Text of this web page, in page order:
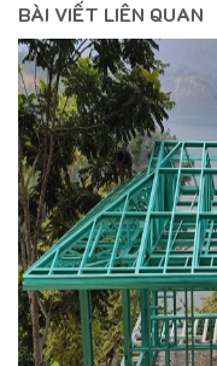
BÀI VIẾT LIÊN QUAN